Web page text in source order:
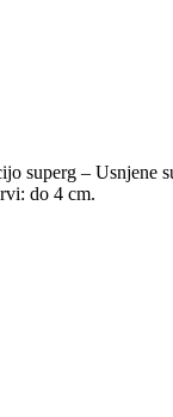
superg –
do 4 cm.